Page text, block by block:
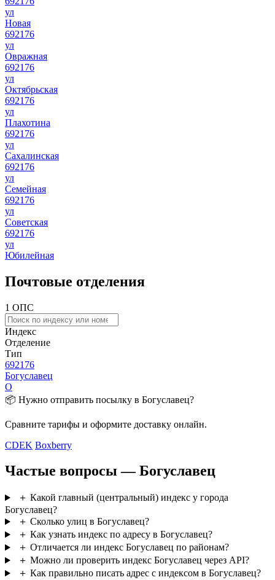
ул
Новая
692176
ул
Овражная
692176
ул
Октябрьская
692176
ул
Плахотина
692176
ул
Сахалинская
692176
ул
Семейная
692176
ул
Советская
692176
ул
Юбилейная
Почтовые отделения
1 ОПС
Индекс
Отделение
Тип
692176
Богуславец
О
📦 Нужно отправить посылку в Богуславец?
Сравните тарифы и оформите доставку онлайн.
CDEK Boxberry
Частые вопросы — Богуславец
＋ Какой главный (центральный) индекс у города
Богуславец?
＋ Сколько улиц в Богуславец?
＋ Как узнать индекс по адресу в Богуславец?
＋ Отличается ли индекс Богуславец по районам?
＋ Можно ли проверить индекс Богуславец через API?
＋ Как правильно писать адрес с индексом в Богуславец?